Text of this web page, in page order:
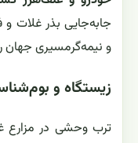
جابه‌جایی بذر غلات
و نیمه‌گرمسیری جهان
زیستگاه و
ترب وحشی در مزارع